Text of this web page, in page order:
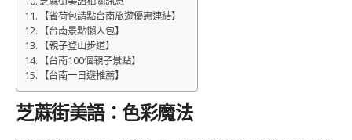
【省荷包請點台南旅遊優惠連結】
【台南景點懶人包】
【親子登山步道】
【台南100個親子景點】
【台南一日遊推薦】
芝蔴街美語：色彩魔法